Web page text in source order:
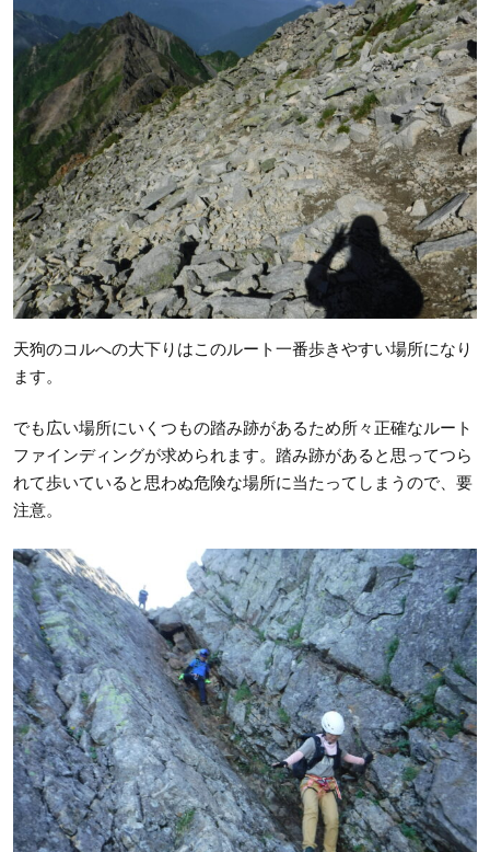
天狗のコルへの大下りはこのルート一番歩きやすい場所になり
ます。
でも広い場所にいくつもの踏み跡があるため所々正確なルート
ファインディングが求められます。踏み跡があると思ってつら
れて歩いていると思わぬ危険な場所に当たってしまうので、要
注意。